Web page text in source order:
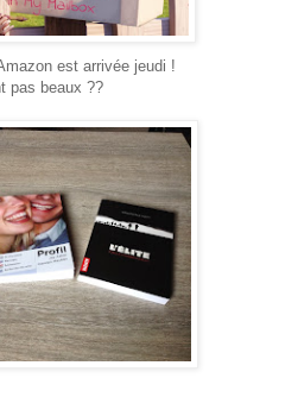
est arrivée jeudi !
pas beaux ??